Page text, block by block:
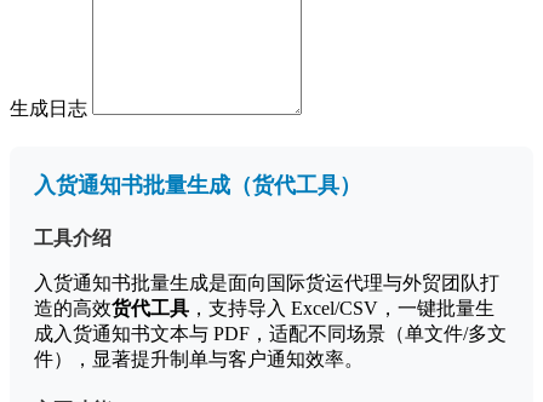
生成日志
入货通知书批量生成（货代工具）
工具介绍
入货通知书批量生成是面向国际货运代理与外贸团队打
造的高效货代工具 ，支持导入 Excel/CSV，一键批量生
成入货通知书文本与 PDF，适配不同场景（单文件/多文
件），显著提升制单与客户通知效率。